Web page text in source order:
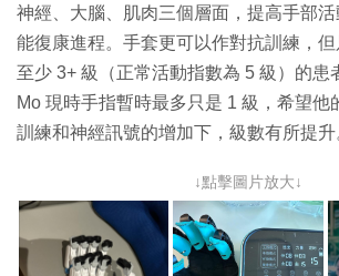
神經、大腦、肌肉三個層面，提高手部
能復康進程。手套更可以作對抗訓練，
至少 3+ 級（正常活動指數為 5 級）的患
Mo 現時手指暫時最多只是 1 級，希望他
訓練和神經訊號的增加下，級數有所提升
↓點擊圖片放大↓